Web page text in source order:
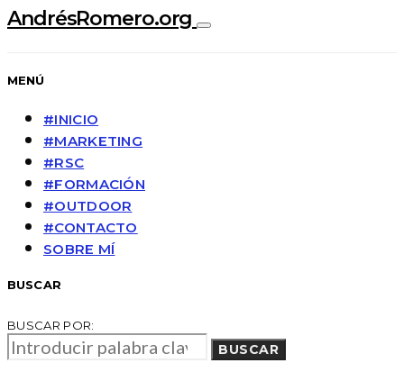
AndrésRomero.org
MENÚ
#INICIO
#MARKETING
#RSC
#FORMACIÓN
#OUTDOOR
#CONTACTO
SOBRE MÍ
BUSCAR
BUSCAR POR:
BUSCAR